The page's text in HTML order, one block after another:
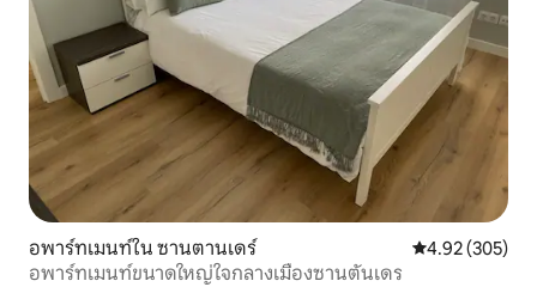
อพาร์ทเมนท์ใน ซานตานเดร์ คะแนนเฉลี่ย
4.92 (305)
อพาร์ทเมนท์ขนาดใหญ่ใจกลางเมืองซานตันเดร